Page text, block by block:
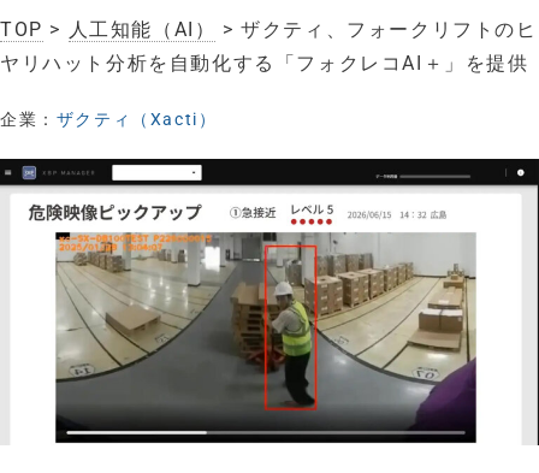
TOP > 人工知能（AI）
> ザクティ、フォークリフトのヒ
ヤリハット分析を自動化する「フォクレコAI＋」を提供
企業： ザクティ（Xacti）